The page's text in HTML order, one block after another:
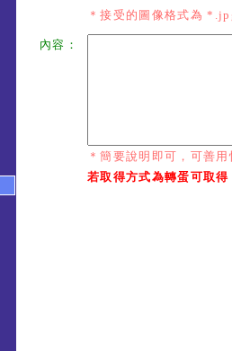
＊接受的圖像格式為
內容：
＊簡要說明即可，可善
若取得方式為轉蛋可取